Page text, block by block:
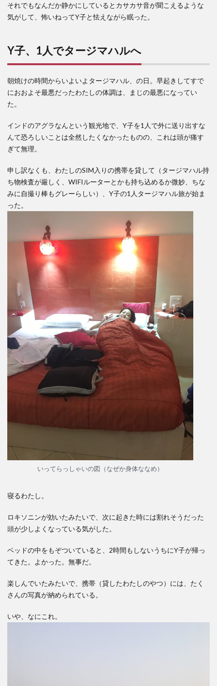
それでもなんだか静かにしているとカサカサ音が聞こえるような
気がして、怖いねってY子と怯えながら眠った。
Y子、1人でタージマハルへ
朝焼けの時間からいよいよタージマハル、の日。早起きしてすで
におおよそ最悪だったわたしの体調は、まじの最悪になってい
た。
インドのアグラなんという観光地で、Y子を1人で外に送り出すな
んて恐ろしいことは全然したくなかったものの、これは頭が痛す
ぎて無理。
申し訳なくも、わたしのSIM入りの携帯を貸して（タージマハル持
ち物検査が厳しく、WIFIルーターとかも持ち込めるか微妙、ちな
みに自撮り棒もグレーらしい）、Y子の1人タージマハル旅が始ま
った。
いってらっしゃいの図（なぜか身体ななめ）
寝るわたし。
ロキソニンが効いたみたいで、次に起きた時には割れそうだった
頭が少しよくなっている気がした。
ベッドの中をもぞついていると、2時間もしないうちにY子が帰っ
てきた。よかった。無事だ。
楽しんでいたみたいで、携帯（貸したわたしのやつ）には、たく
さんの写真が納められている。
いや、なにこれ。